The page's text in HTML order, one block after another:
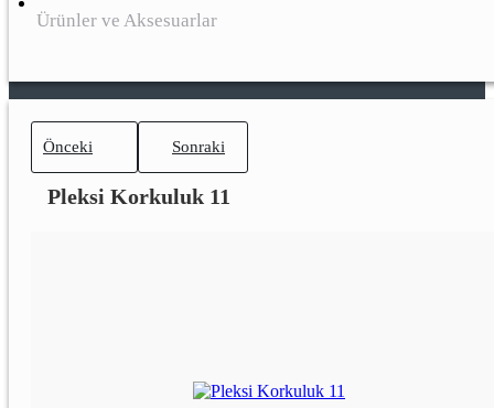
Ürünler ve Aksesuarlar
Önceki Sonraki
Pleksi Korkuluk 11